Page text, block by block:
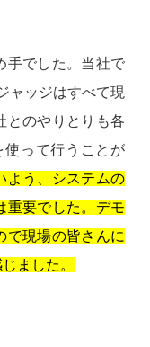
手でした。当社で
ャッジはすべて現
とのやりとりも各
使って行うことが
よう、システムの
重要でした。デモ
で現場の皆さんに
ました。